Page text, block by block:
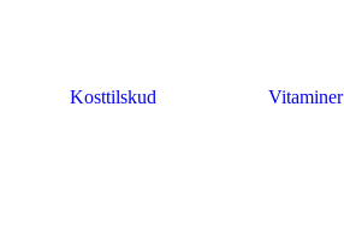
Kosttilskud Vitaminer